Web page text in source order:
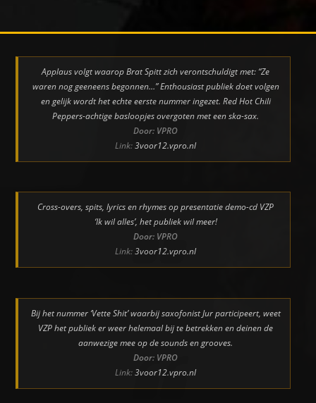
Applaus volgt waarop Brat Spitt zich verontschuldigt met: “Ze
waren nog geeneens begonnen…” Enthousiast publiek doet volgen
en gelijk wordt het echte eerste nummer ingezet. Red Hot Chili
Peppers-achtige basloopjes overgoten met een ska-sax.
Door: VPRO
Link:3voor12.vpro.nl
Cross-overs, spits, lyrics en rhymes op presentatie demo-cd VZP
‘Ik wil alles’, het publiek wil meer!
Door: VPRO
Link:3voor12.vpro.nl
Bij het nummer ‘Vette Shit’ waarbij saxofonist Jur participeert, weet
VZP het publiek er weer helemaal bij te betrekken en deinen de
aanwezige mee op de sounds en grooves.
Door: VPRO
Link:3voor12.vpro.nl